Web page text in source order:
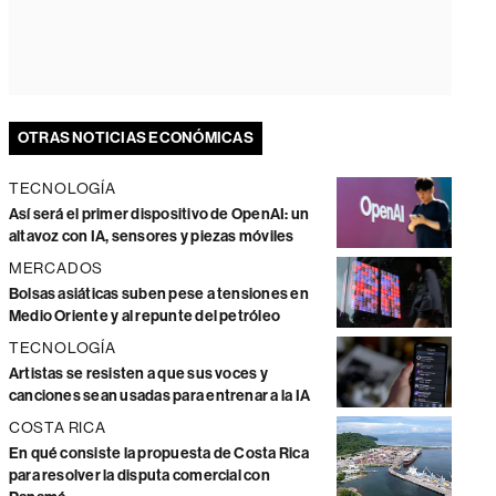
OTRAS NOTICIAS ECONÓMICAS
TECNOLOGÍA
Así será el primer dispositivo de OpenAI: un
altavoz con IA, sensores y piezas móviles
MERCADOS
Bolsas asiáticas suben pese a tensiones en
Medio Oriente y al repunte del petróleo
TECNOLOGÍA
Artistas se resisten a que sus voces y
canciones sean usadas para entrenar a la IA
COSTA RICA
En qué consiste la propuesta de Costa Rica
para resolver la disputa comercial con